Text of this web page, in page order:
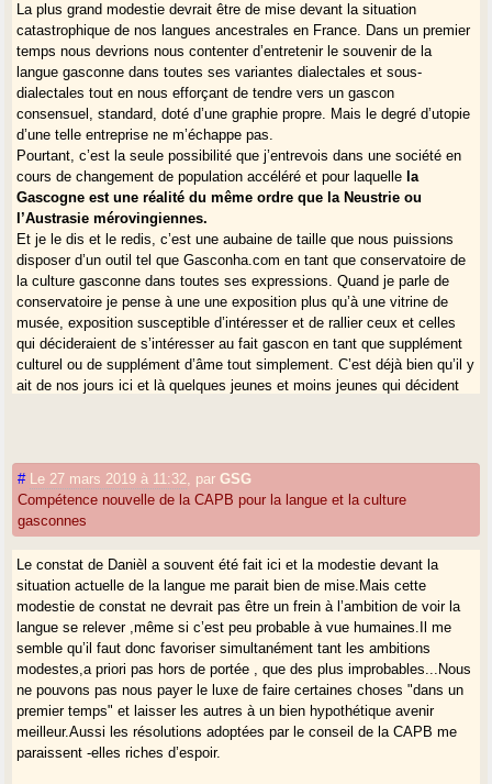
La plus grand modestie devrait être de mise devant la situation
catastrophique de nos langues ancestrales en France. Dans un premier
temps nous devrions nous contenter d’entretenir le souvenir de la
langue gasconne dans toutes ses variantes dialectales et sous-
dialectales tout en nous efforçant de tendre vers un gascon
consensuel, standard, doté d’une graphie propre. Mais le degré d’utopie
d’une telle entreprise ne m’échappe pas.
Pourtant, c’est la seule possibilité que j’entrevois dans une société en
cours de changement de population accéléré et pour laquelle la
Gascogne est une réalité du même ordre que la Neustrie ou
l’Austrasie mérovingiennes.
Et je le dis et le redis, c’est une aubaine de taille que nous puissions
disposer d’un outil tel que Gasconha.com en tant que conservatoire de
la culture gasconne dans toutes ses expressions. Quand je parle de
conservatoire je pense à une une exposition plus qu’à une vitrine de
musée, exposition susceptible d’intéresser et de rallier ceux et celles
qui décideraient de s’intéresser au fait gascon en tant que supplément
culturel ou de supplément d’âme tout simplement. C’est déjà bien qu’il y
ait de nos jours ici et là quelques jeunes et moins jeunes qui décident
# Le 27 mars 2019 à 11:32, parGSG
Compétence nouvelle de la CAPB pour la langue et la culture
gasconnes
Le constat de Danièl a souvent été fait ici et la modestie devant la
situation actuelle de la langue me parait bien de mise.Mais cette
modestie de constat ne devrait pas être un frein à l’ambition de voir la
langue se relever ,même si c’est peu probable à vue humaines.Il me
semble qu’il faut donc favoriser simultanément tant les ambitions
modestes,a priori pas hors de portée , que des plus improbables...Nous
ne pouvons pas nous payer le luxe de faire certaines choses "dans un
premier temps" et laisser les autres à un bien hypothétique avenir
meilleur.Aussi les résolutions adoptées par le conseil de la CAPB me
paraissent -elles riches d’espoir.